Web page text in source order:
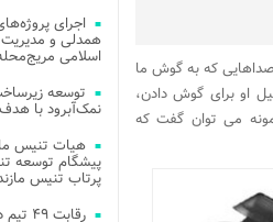
که به گوش ما
او برای گوش دادن،
می توان گفت که
اجرای
همدلی و
اسلامی
توسعه
نمک‌آبرود با
هیات تنیس
پیشگام توسعه
پرتاب تنیس